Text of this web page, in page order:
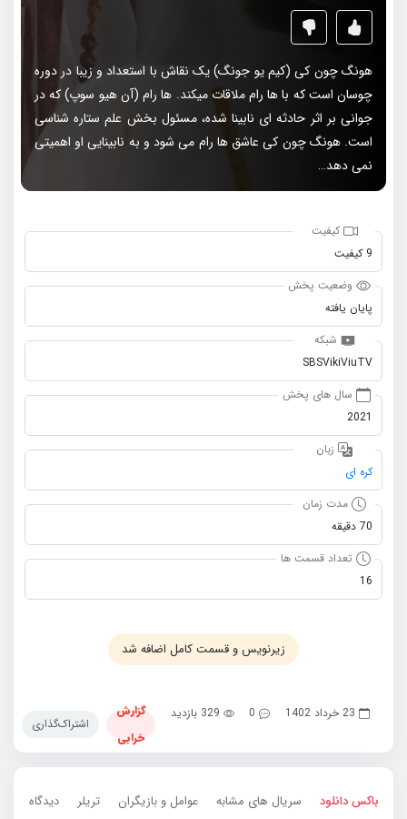
هونگ چون کی (کیم یو جونگ) یک نقاش با استعداد و زیبا در دوره
چوسان است که با ها رام ملاقات میکند. ها رام (آن هیو سوپ) که در
جوانی بر اثر حادثه ای نابینا شده، مسئول بخش علم ستاره شناسی
است. هونگ چون کی عاشق ها رام می شود و به نابینایی او اهمیتی
نمی دهد…
کیفیت
9 کیفیت
وضعیت پخش
پایان یافته
شبکه
SBSVikiViuTV
سال های پخش
2021
زبان
کره ای
مدت زمان
70 دقیقه
تعداد قسمت ها
16
زیرنویس و قسمت کامل اضافه شد
23 خرداد 1402 0 329 بازدید
گزارش
خرابی
اشتراک‌گذاری
باکس دانلود سریال های مشابه عوامل و بازیگران تریلر دیدگاه ها